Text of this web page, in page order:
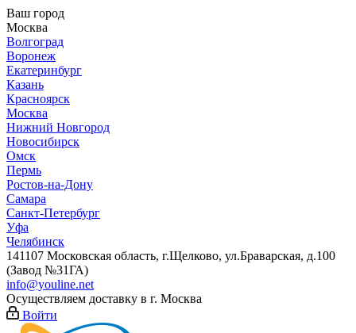
Ваш город
Москва
Волгоград
Воронеж
Екатеринбург
Казань
Красноярск
Москва
Нижний Новгород
Новосибирск
Омск
Пермь
Ростов-на-Дону
Самара
Санкт-Петербург
Уфа
Челябинск
141107 Московская область, г.Щелково, ул.Браварская, д.100
(Завод №31ГА)
info@youline.net
Осуществляем доставку в г. Москва
Войти